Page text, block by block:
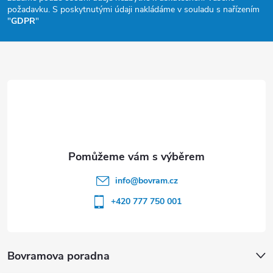
a
t
požadavku. S poskytnutými údaji nakládáme v souladu s nařízením
"GDPR"
Bovramova poradna
info@bovram.cz
+420 777 750 001